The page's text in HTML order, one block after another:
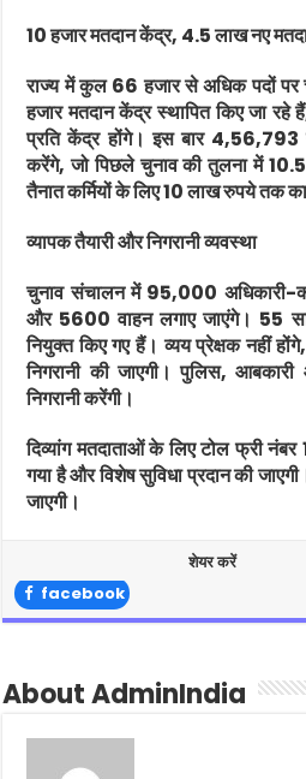
10 हजार मतदान केंद्र, 4.5 लाख नए
राज्य में कुल 66 हजार से अधिक पदों पर
हजार मतदान केंद्र स्थापित किए जा
प्रति केंद्र होंगे। इस बार 4,56,793
करेंगे, जो पिछले चुनाव की तुलना में
तैनात कर्मियों के लिए 10 लाख रुपये तक का
व्यापक तैयारी और निगरानी व्यवस्था
चुनाव संचालन में 95,000 अधिकारी-
और 5600 वाहन लगाए जाएंगे। 55
नियुक्त किए गए हैं। व्यय प्रेक्षक नहीं
निगरानी की जाएगी। पुलिस,
निगरानी करेंगी।
दिव्यांग मतदाताओं के लिए टोल फ्री
गया है और विशेष सुविधा प्रदान की
जाएगी।
शेयर करें
facebook
About AdminIndia